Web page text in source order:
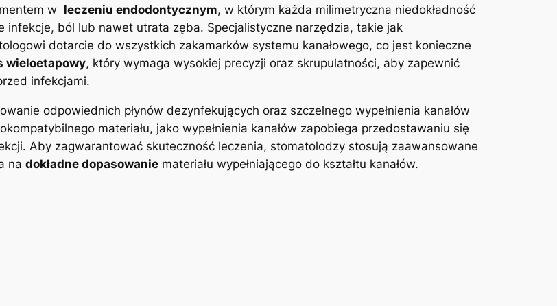
w leczeniu endodontycznym,⁢ w którym każda milimetryczna niedokładność
infekcje, ból‌ lub nawet⁢ utrata ⁢zęba. Specjalistyczne narzędzia, takie jak
dotarcie do wszystkich zakamarków ‍systemu kanałowego, co jest konieczne⁣
wieloetapowy, który wymaga ​wysokiej precyzji oraz skrupulatności, aby zapewnić
infekcjami.
odpowiednich‌ płynów dezynfekujących oraz‍ szczelnego⁤ wypełnienia kanałów
materiału, jako wypełnienia kanałów zapobiega przedostawaniu się
Aby zagwarantować skuteczność leczenia, stomatolodzy stosują zaawansowane
na dokładne ​dopasowanie materiału wypełniającego do kształtu kanałów.